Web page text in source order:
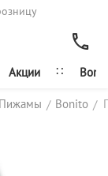
Акции ∷
Пижамы / Bonito /